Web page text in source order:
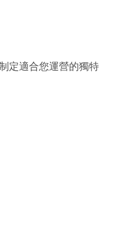
定適合您運營的獨特